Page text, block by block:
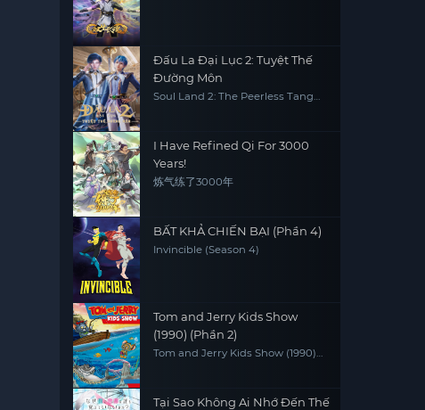
Đấu La Đại Lục 2: Tuyệt Thế
Đường Môn
Soul Land 2: The Peerless Tang
I Have Refined Qi For 3000
Years!
炼气练了3000年
BẤT KHẢ CHIẾN BẠI (Phần 4)
Invincible (Season 4)
Tom and Jerry Kids Show
(1990) (Phần 2)
Tom and Jerry Kids Show (1990)
Tại Sao Không Ai Nhớ Đến Thế